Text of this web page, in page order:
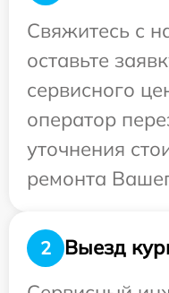
Свяжитесь с
оставьте
сервисного
оператор
уточнения
ремонта
2
Выезд